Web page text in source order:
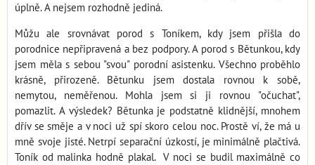
úplně. A nejsem rozhodně jediná.
Můžu ale srovnávat porod s Toníkem, kdy jsem přišla do
porodnice nepřipravená a bez podpory. A porod s Bětunkou, kdy
jsem měla s sebou "svou" porodní asistenku. Všechno proběhlo
krásně, přirozeně. Bětunku jsem dostala rovnou k sobě,
nemytou, neměřenou. Mohla jsem si ji rovnou "očuchat",
pomazlit. A výsledek? Bětunka je podstatně klidnější, mnohem
dřív se směje a v noci už spí skoro celou noc. Prostě ví, že má u
mně svoje jisté. Netrpí separační úzkostí, je minimálně plačtivá.
Toník od malinka hodně plakal. V noci se budil maximálně co